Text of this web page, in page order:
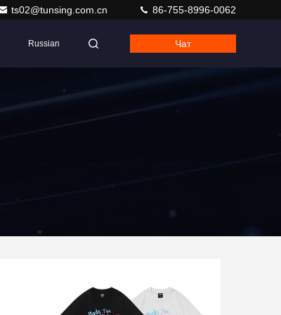
ts02@tunsing.com.cn 86-755-8996-0062
Russian Чат